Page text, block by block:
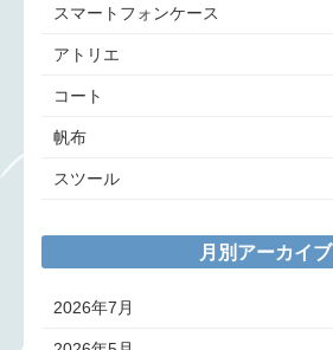
スマートフォンケース
アトリエ
コート
帆布
スツール
月別アーカイブ
2026年7月